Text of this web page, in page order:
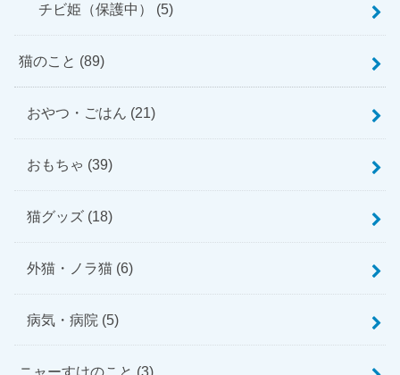
チビ姫（保護中） (5)
猫のこと (89)
おやつ・ごはん (21)
おもちゃ (39)
猫グッズ (18)
外猫・ノラ猫 (6)
病気・病院 (5)
ニャーすけのこと (3)